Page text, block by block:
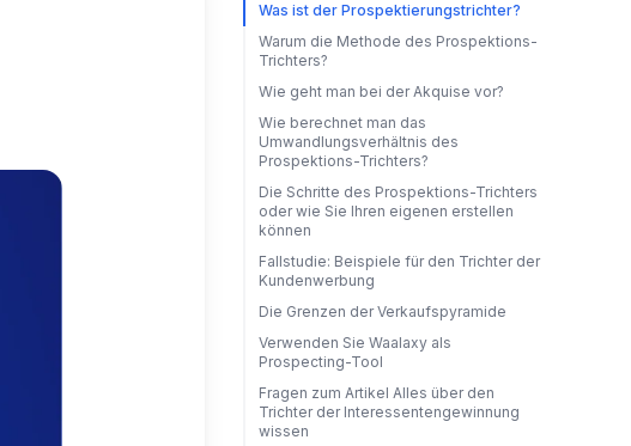
Was ist der Prospektierungstrichter?
Warum die Methode des Prospektions-
Trichters?
Wie geht man bei der Akquise vor?
Wie berechnet man das
Umwandlungsverhältnis des
Prospektions-Trichters?
Die Schritte des Prospektions-Trichters
oder wie Sie Ihren eigenen erstellen
können
Fallstudie: Beispiele für den Trichter der
Kundenwerbung
Die Grenzen der Verkaufspyramide
Verwenden Sie Waalaxy als
Prospecting-Tool
Fragen zum Artikel Alles über den
Trichter der Interessentengewinnung
wissen